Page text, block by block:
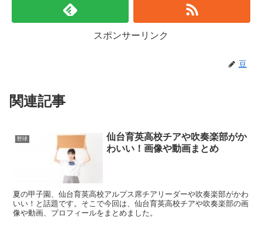
スポンサーリンク
豆
関連記事
野球
仙台育英高校チアや吹奏楽部がか
わいい！画像や動画まとめ
夏の甲子園、仙台育英高校アルプス席チアリーダーや吹奏楽部がかわ
いい！と話題です。そこで今回は、仙台育英高校チアや吹奏楽部の画
像や動画、プロフィールをまとめました。